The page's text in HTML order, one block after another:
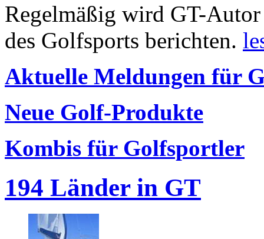
Regelmäßig wird GT-
des Golfsports berichten.
Aktuelle Meldungen für
Neue Golf-Produkte
Kombis für Golfsportler
194 Länder in GT